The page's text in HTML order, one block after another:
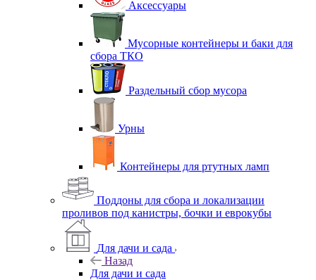
Аксессуары
Мусорные контейнеры и баки для
сбора ТКО
Раздельный сбор мусора
Урны
Контейнеры для ртутных ламп
Поддоны для сбора и локализации
проливов под канистры, бочки и еврокубы
Для дачи и сада
Назад
Для дачи и сада